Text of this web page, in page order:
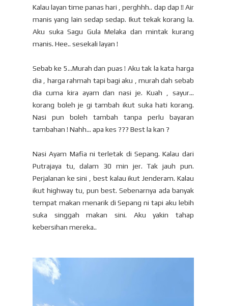
Kalau layan time panas hari , perghhh.. dap dap !! Air
manis yang lain sedap sedap. Ikut tekak korang la.
Aku suka Sagu Gula Melaka dan mintak kurang
manis. Hee.. sesekali layan !
Sebab ke 5...Murah dan puas ! Aku tak la kata harga
dia , harga rahmah tapi bagi aku , murah dah sebab
dia cuma kira ayam dan nasi je. Kuah , sayur...
korang boleh je gi tambah ikut suka hati korang.
Nasi pun boleh tambah tanpa perlu bayaran
tambahan ! Nahh... apa kes ??? Best la kan ?
Nasi Ayam Mafia ni terletak di Sepang. Kalau dari
Putrajaya tu, dalam 30 min jer. Tak jauh pun.
Perjalanan ke sini , best kalau ikut Jenderam. Kalau
ikut highway tu, pun best. Sebenarnya ada banyak
tempat makan menarik di Sepang ni tapi aku lebih
suka singgah makan sini. Aku yakin tahap
kebersihan mereka..